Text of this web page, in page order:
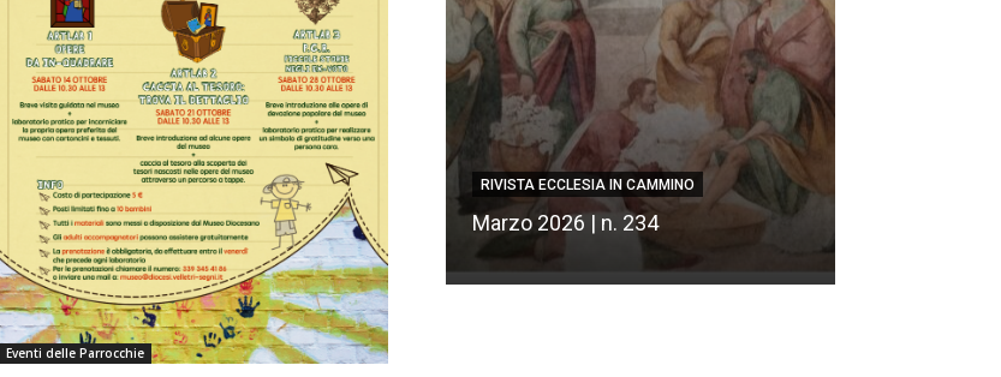
Eventi delle Parrocchie
RIVISTA ECCLESIA IN CAMMINO
Marzo 2026 | n. 234